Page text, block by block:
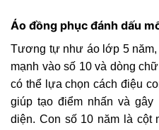
Áo đồng phục đánh dấu
Tương tự như áo lớp 5
mạnh vào số 10 và dòng
có thể lựa chọn cách điệu
giúp tạo điểm nhấn và
diện. Con số 10 năm là cột